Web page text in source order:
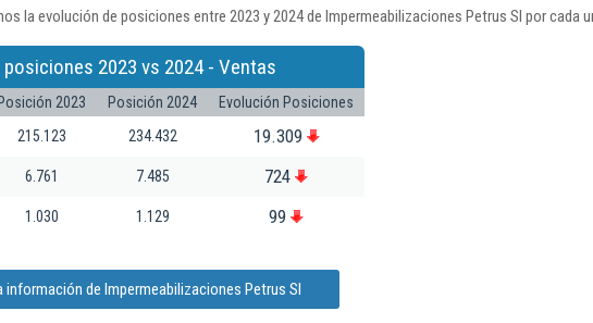
la evolución de posiciones entre 2023 y 2024 de Impermeabilizaciones Petrus Sl por cada
2023 vs 2024 - Ventas
2023 Posición 2024
Evolución Posiciones
215.123 234.432 19.309
6.761 7.485 724
1.030 1.129 99
información de Impermeabilizaciones Petrus Sl